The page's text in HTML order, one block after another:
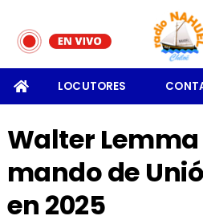
LOCUTORES
Walter
mando de
en 2025